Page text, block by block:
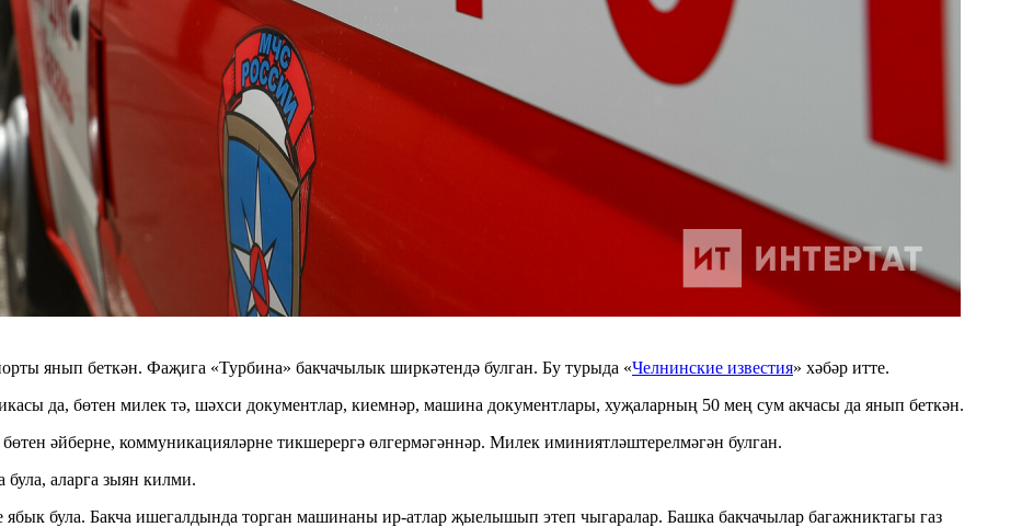
янып беткән. Фаҗига «Турбина» бакчачылык ширкәтендә булган. Бу турыда «Челнинские известия» хәбәр итте.
да, бөтен милек тә, шәхси документлар, киемнәр, машина документлары, хуҗаларның 50 мең сум акчасы да янып беткән.
әйберне, коммуникацияләрне тикшерергә өлгермәгәннәр. Милек иминиятләштерелмәгән булган.
аларга зыян килми.
була. Бакча ишегалдында торган машинаны ир-атлар җыелышып этеп чыгаралар. Башка бакчачылар багажниктагы газ